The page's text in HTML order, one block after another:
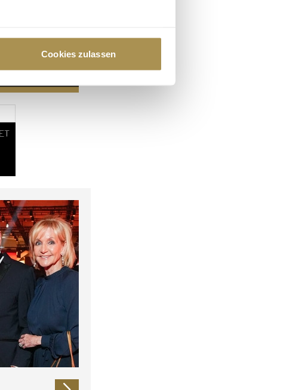
Sie Ihre Präferenzen im
Medien anbieten zu können
Partner führen diese Informationen
die sie im Rahmen Ihrer Nutzung
Cookies zulassen